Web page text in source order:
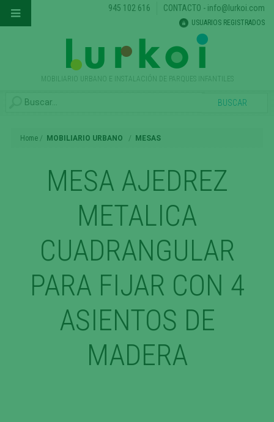
MOBILIARIO URBANO E INSTALACIÓN DE PARQUES INFANTILES
945 102 616 CONTACTO - info@lurkoi.com
USUARIOS REGISTRADOS
Home MOBILIARIO URBANO MESAS
MESA AJEDREZ
METALICA
CUADRANGULAR
PARA FIJAR CON 4
ASIENTOS DE
MADERA